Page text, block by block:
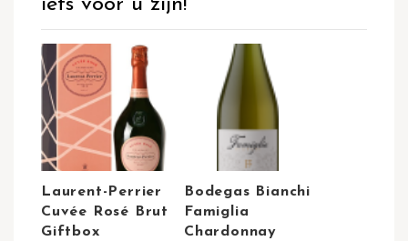
iets voor u zijn!
Laurent-Perrier
Cuvée Rosé Brut
Giftbox
Bodegas Bianchi
Famiglia
Chardonnay